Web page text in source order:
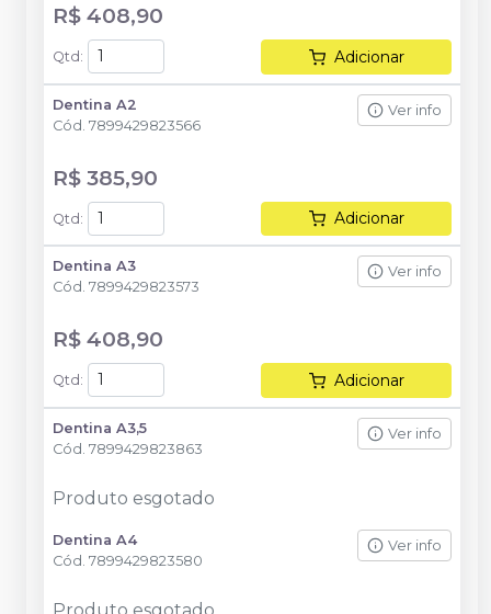
R$ 408,90
Qtd : Adicionar
Dentina A2
Cód. 7899429823566
Ver info
R$ 385,90
Qtd: Adicionar
Dentina A3
Cód. 7899429823573
Ver info
R$ 408,90
Qtd : Adicionar
Dentina A3,5
Cód. 7899429823863
Ver info
Produto esgotado
Dentina A4
Cód. 7899429823580
Ver info